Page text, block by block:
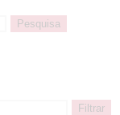
Pesquisa
Filtrar